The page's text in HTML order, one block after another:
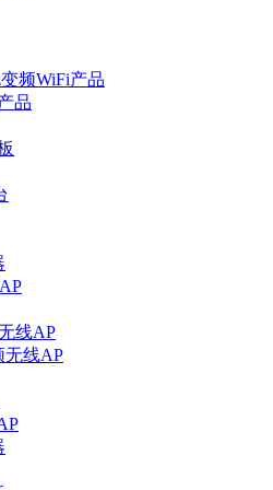
频WiFi产品
品
线AP
无线AP